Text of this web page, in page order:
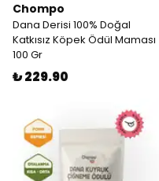
Chompo
Dana Derisi 100% Doğal
Katkısız Köpek Ödül Maması
100 Gr
₺ 229.90